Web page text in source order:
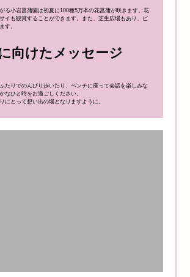
る小岩菖蒲園は初夏に100種5万本の花菖蒲が咲きます。花
イも観賞することができます。また、芝生広場もあり、ピ
す。
向けたメッセージ
たりでのんびり歩いたり、ベンチに座って会話を楽しみな
なひと時をお過ごしください。
にとって想い出の場となりますように。